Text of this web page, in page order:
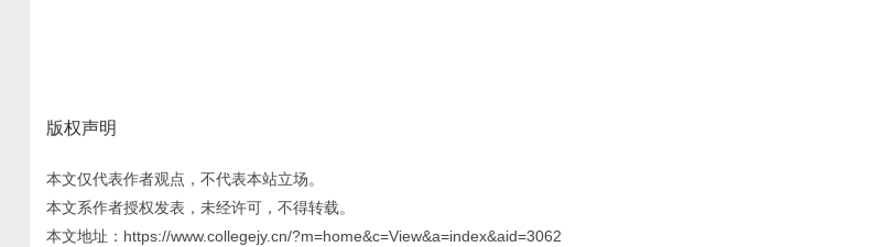
版权声明
本文仅代表作者观点，不代表本站立场。
本文系作者授权发表，未经许可，不得转载。
本文地址：https://www.collegejy.cn/?m=home&c=View&a=index&aid=3062